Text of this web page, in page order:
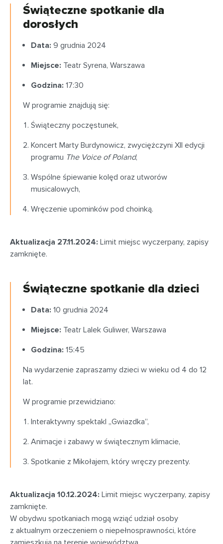
Świąteczne spotkanie dla
dorosłych
Data: 9 grudnia 2024
Miejsce: Teatr Syrena, Warszawa
Godzina: 17:30
W programie znajdują się:
Świąteczny poczęstunek,
Koncert Marty Burdynowicz, zwyciężczyni XII edycji
programu The Voice of Poland,
Wspólne śpiewanie kolęd oraz utworów
musicalowych,
Wręczenie upominków pod choinką.
Aktualizacja 27.11.2024: Limit miejsc wyczerpany, zapisy
zamknięte.
Świąteczne spotkanie dla dzieci
Data: 10 grudnia 2024
Miejsce: Teatr Lalek Guliwer, Warszawa
Godzina: 15:45
Na wydarzenie zapraszamy dzieci w wieku od 4 do 12
lat.
W programie przewidziano:
Interaktywny spektakl „Gwiazdka”,
Animacje i zabawy w świątecznym klimacie,
Spotkanie z Mikołajem, który wręczy prezenty.
Aktualizacja 10.12.2024: Limit miejsc wyczerpany, zapisy
zamknięte.
W obydwu spotkaniach mogą wziąć udział osoby
z aktualnym orzeczeniem o niepełnosprawności, które